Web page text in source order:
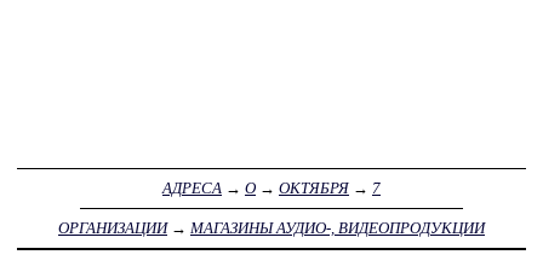
АДРЕСА → О → ОКТЯБРЯ → 7
ОРГАНИЗАЦИИ→ МАГАЗИНЫ АУДИО-, ВИДЕОПРОДУКЦИИ